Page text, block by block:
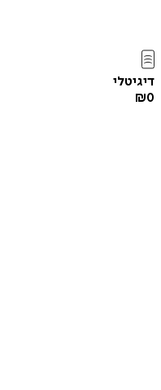
דיגיטלי
₪0